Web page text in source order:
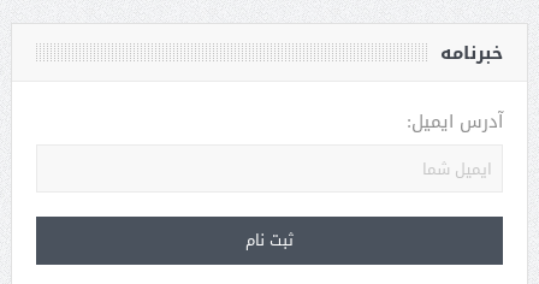
خبرنامه
آدرس ایمیل: